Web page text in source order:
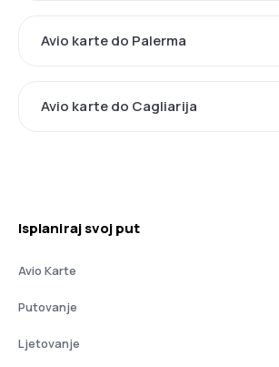
Avio karte do Palerma
Avio karte do Cagliarija
Isplaniraj svoj put
Avio Karte
Putovanje
Ljetovanje